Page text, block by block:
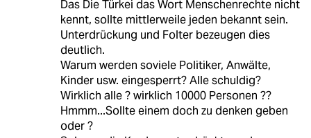
Das Die Türkei das Wort Menschenrechte nicht
kennt, sollte mittlerweile jeden bekannt sein.
Unterdrückung und Folter bezeugen dies
deutlich.
Warum werden soviele Politiker, Anwälte,
Kinder usw. eingesperrt? Alle schuldig?
Wirklich alle ? wirklich 10000 Personen ??
Hmmm...Sollte einem doch zu denken geben
oder ?